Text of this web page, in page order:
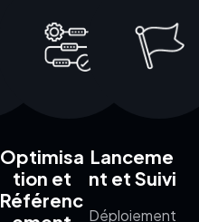
Optimisa
tion et
Référenc
Lanceme
nt et Suivi
Déploiement